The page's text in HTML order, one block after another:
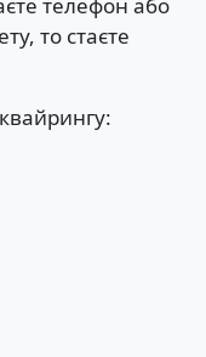
телефон або
то стаєте